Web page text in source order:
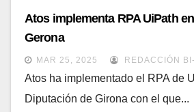
Atos implementa RPA UiPath
Gerona
MAR 25, 2025 REDACCIÓN
Atos ha implementado el RPA de
Diputación de Girona con el que...